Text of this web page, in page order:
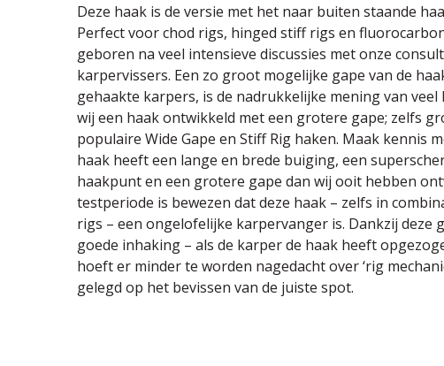
Deze haak is de versie met het naar buiten staande
Perfect voor chod rigs, hinged stiff rigs en
geboren na veel intensieve discussies met onze
karpervissers. Een zo groot mogelijke gape van de
gehaakte karpers, is de nadrukkelijke mening van
wij een haak ontwikkeld met een grotere gape; zelfs
populaire Wide Gape en Stiff Rig haken. Maak kennis
haak heeft een lange en brede buiging, een
haakpunt en een grotere gape dan wij ooit hebben
testperiode is bewezen dat deze haak – zelfs in
rigs – een ongelofelijke karpervanger is. Dankzij deze
goede inhaking – als de karper de haak heeft
hoeft er minder te worden nagedacht over ‘rig
gelegd op het bevissen van de juiste spot.